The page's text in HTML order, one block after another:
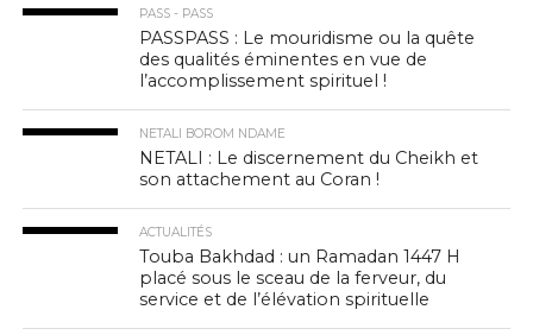
PASS - PASS
PASSPASS : Le mouridisme ou la quête
des qualités éminentes en vue de
l’accomplissement spirituel !
NETALI BOROM NDAME
NETALI : Le discernement du Cheikh et
son attachement au Coran !
ACTUALITÉS
Touba Bakhdad : un Ramadan 1447 H
placé sous le sceau de la ferveur, du
service et de l’élévation spirituelle